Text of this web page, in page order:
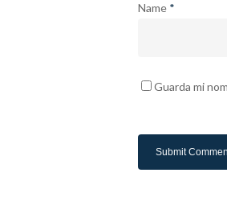
Name *
Guarda mi